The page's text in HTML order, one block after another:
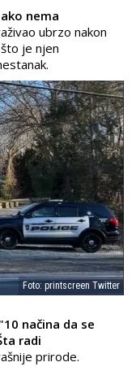
nema
ubrzo nakon
je njen
Foto: printscreen Twitter
"10 načina da se
radi
prirode.